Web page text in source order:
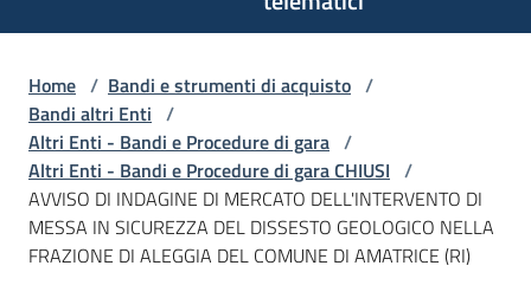
telematici
L'Agenzia
Home / Bandi e strumenti di acquisto /
Bandi altri Enti /
Altri Enti - Bandi e Procedure di gara /
Altri Enti - Bandi e Procedure di gara CHIUSI /
AVVISO DI INDAGINE DI MERCATO DELL'INTERVENTO DI
MESSA IN SICUREZZA DEL DISSESTO GEOLOGICO NELLA
FRAZIONE DI ALEGGIA DEL COMUNE DI AMATRICE (RI)